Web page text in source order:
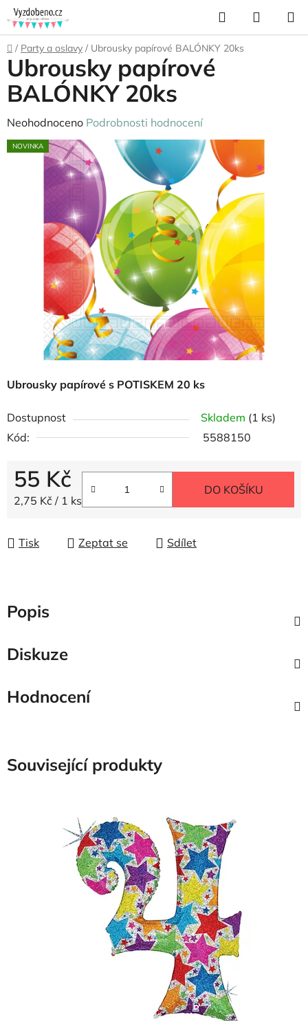
Přejít
na
obsah
Hledat
KOŠÍK
Domů
/ Party a oslavy / Ubrousky papírové BALÓNKY 20ks
Ubrousky papírové s POTISKEM 20 ks
Dostupnost Skladem (1 ks)
Kód:
5588150
55 Kč
Měrná cena:
2,75 Kč / 1 ks
DO KOŠÍKU
Tisk Zeptat se Sdílet
Ubrousky papírové
BALÓNKY 20ks
Průměrné
hodnocení
produktu
hvězdiček.
Neohodnoceno Podrobnosti hodnocení
NOVINKA
Popis
Diskuze
Hodnocení
Související produkty